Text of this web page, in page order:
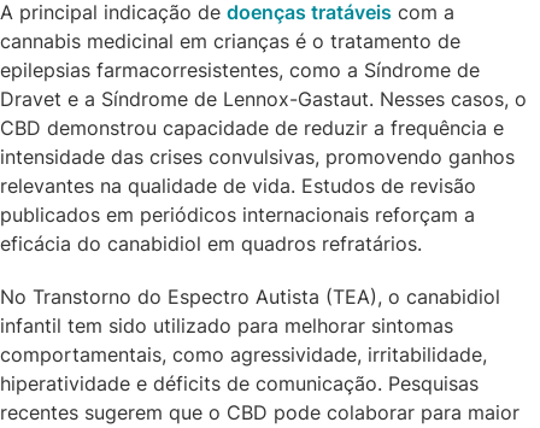
A principal indicação de doenças tratáveis com a
cannabis medicinal em crianças é o tratamento de
epilepsias farmacorresistentes, como a Síndrome de
Dravet e a Síndrome de Lennox-Gastaut. Nesses casos, o
CBD demonstrou capacidade de reduzir a frequência e
intensidade das crises convulsivas, promovendo ganhos
relevantes na qualidade de vida. Estudos de revisão
publicados em periódicos internacionais reforçam a
eficácia do canabidiol em quadros refratários.
No Transtorno do Espectro Autista (TEA), o canabidiol
infantil tem sido utilizado para melhorar sintomas
comportamentais, como agressividade, irritabilidade,
hiperatividade e déficits de comunicação. Pesquisas
recentes sugerem que o CBD pode colaborar para maior